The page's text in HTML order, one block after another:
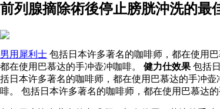
前列腺摘除術後停止膀胱沖洗的最
男用犀利士 包括日本许多著名的咖啡师，都在使用
都在使用巴慕达的手冲壶冲咖啡。 健力仕效果 包括
括日本许多著名的咖啡师，都在使用巴慕达的手冲壶
啡。 包括日本许多著名的咖啡师，都在使用巴慕达的